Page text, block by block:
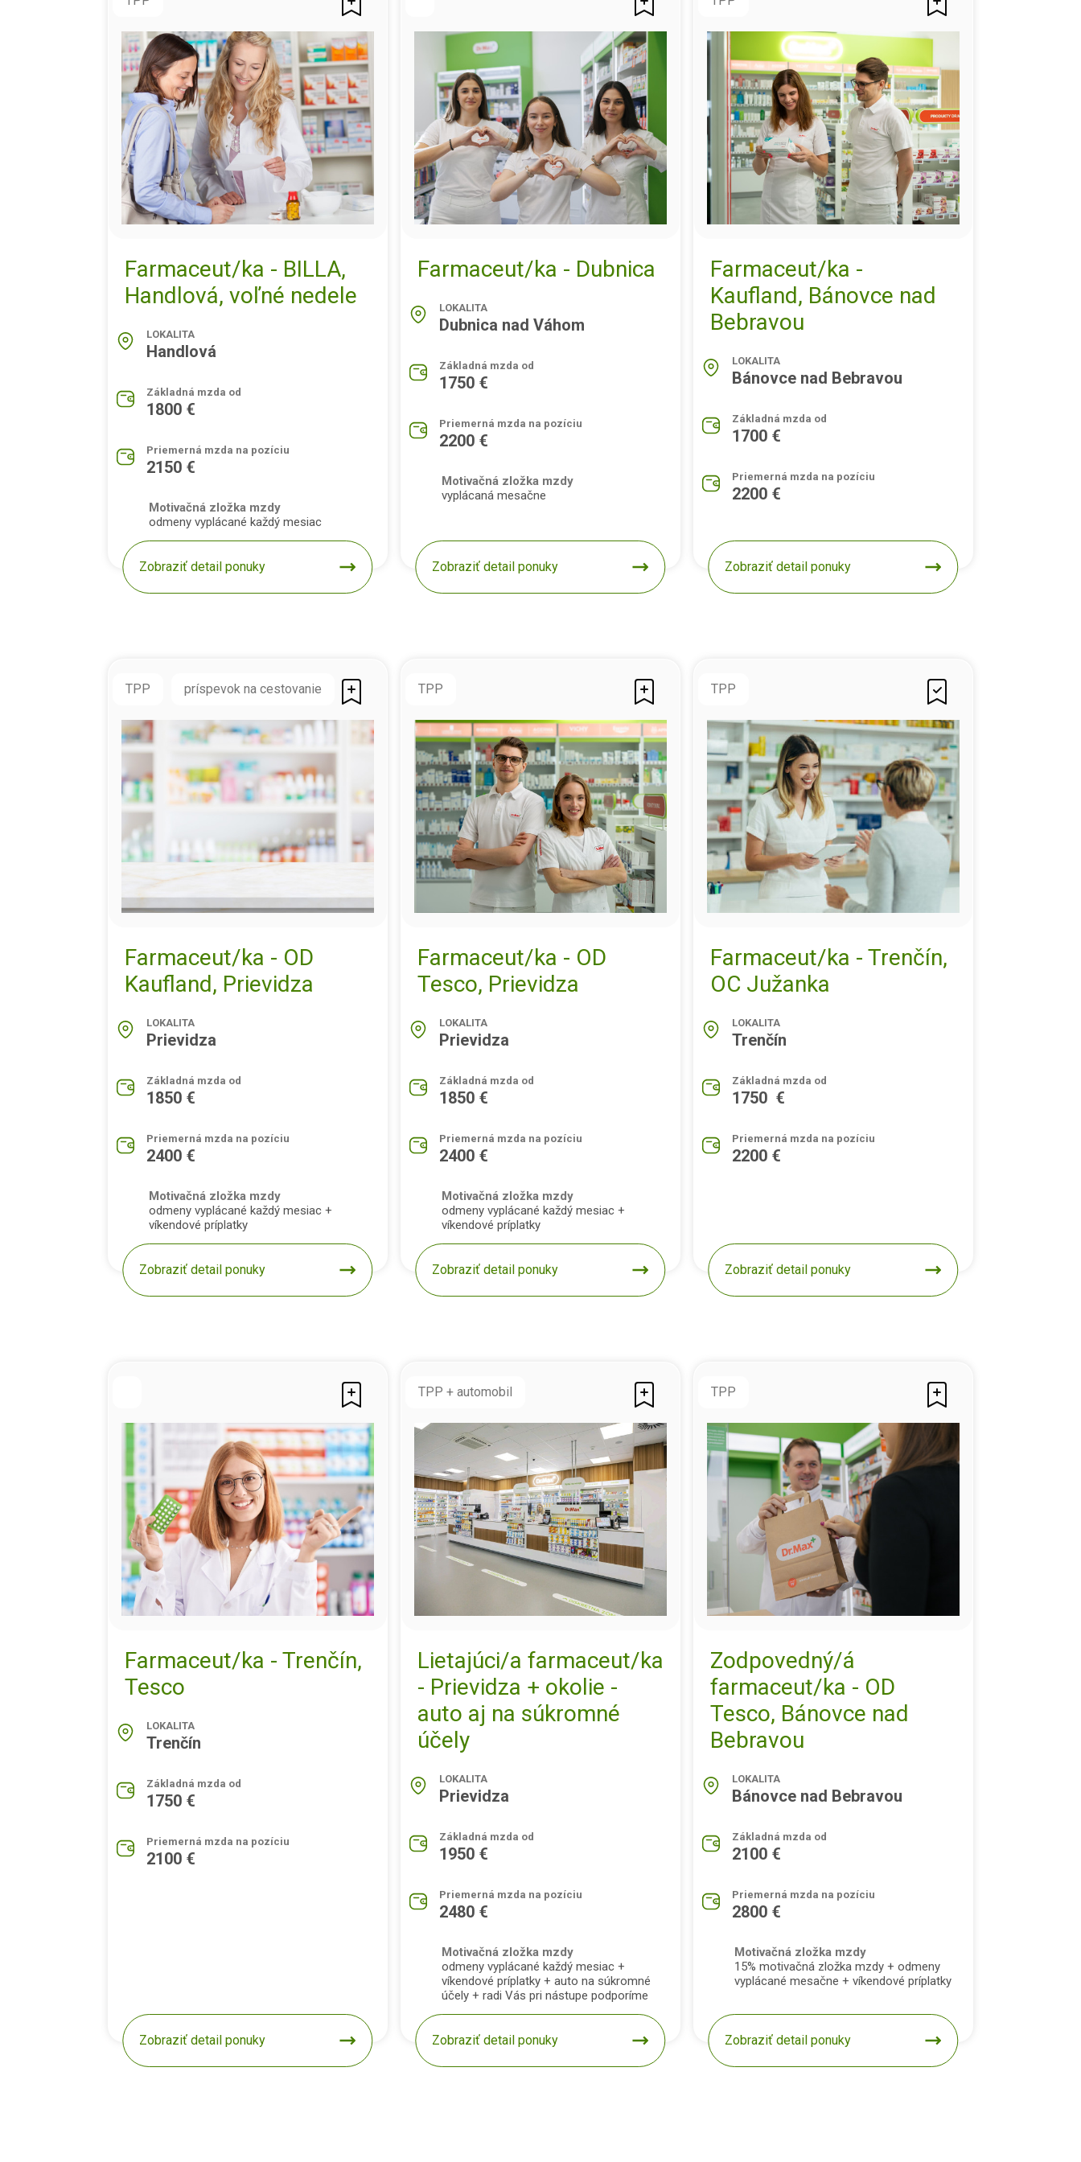
Farmaceut/ka - BILLA,
Handlová, voľné nedele
LOKALITA
Handlová
Základná mzda od
1800 €
Priemerná mzda na pozíciu
2150 €
Motivačná zložka mzdy
odmeny vyplácané každý mesiac
Zobraziť detail ponuky
Farmaceut/ka - Dubnica
LOKALITA
Dubnica nad Váhom
Základná mzda od
1750 €
Priemerná mzda na pozíciu
2200 €
Motivačná zložka mzdy
vyplácaná mesačne
Zobraziť detail ponuky
Farmaceut/ka -
Kaufland, Bánovce nad
Bebravou
LOKALITA
Bánovce nad Bebravou
Základná mzda od
1700 €
Priemerná mzda na pozíciu
2200 €
Zobraziť detail ponuky
TPP príspevok na cestovanie
Farmaceut/ka - OD
Kaufland, Prievidza
LOKALITA
Prievidza
Základná mzda od
1850 €
Priemerná mzda na pozíciu
2400 €
Motivačná zložka mzdy
odmeny vyplácané každý mesiac +
víkendové príplatky
Zobraziť detail ponuky
TPP
Farmaceut/ka - OD
Tesco, Prievidza
LOKALITA
Prievidza
Základná mzda od
1850 €
Priemerná mzda na pozíciu
2400 €
Motivačná zložka mzdy
odmeny vyplácané každý mesiac +
víkendové príplatky
Zobraziť detail ponuky
TPP
Farmaceut/ka - Trenčín,
OC Južanka
LOKALITA
Trenčín
Základná mzda od
1750 €
Priemerná mzda na pozíciu
2200 €
Zobraziť detail ponuky
Farmaceut/ka - Trenčín,
Tesco
LOKALITA
Trenčín
Základná mzda od
1750 €
Priemerná mzda na pozíciu
2100 €
Zobraziť detail ponuky
TPP + automobil
Lietajúci/a farmaceut/ka
- Prievidza + okolie -
auto aj na súkromné
účely
LOKALITA
Prievidza
Základná mzda od
1950 €
Priemerná mzda na pozíciu
2480 €
Motivačná zložka mzdy
odmeny vyplácané každý mesiac +
víkendové príplatky + auto na súkromné
účely + radi Vás pri nástupe podporíme
Zobraziť detail ponuky
TPP
Zodpovedný/á
farmaceut/ka - OD
Tesco, Bánovce nad
Bebravou
LOKALITA
Bánovce nad Bebravou
Základná mzda od
2100 €
Priemerná mzda na pozíciu
2800 €
Motivačná zložka mzdy
15% motivačná zložka mzdy + odmeny
vyplácané mesačne + víkendové príplatky
Zobraziť detail ponuky